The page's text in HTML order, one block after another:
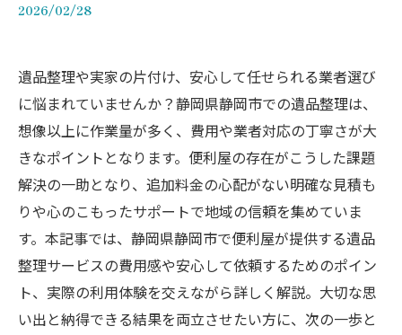
2026/02/28
遺品整理や実家の片付け、安心して任せられる業者選び
に悩まれていませんか？静岡県静岡市での遺品整理は、
想像以上に作業量が多く、費用や業者対応の丁寧さが大
きなポイントとなります。便利屋の存在がこうした課題
解決の一助となり、追加料金の心配がない明確な見積も
りや心のこもったサポートで地域の信頼を集めていま
す。本記事では、静岡県静岡市で便利屋が提供する遺品
整理サービスの費用感や安心して依頼するためのポイン
ト、実際の利用体験を交えながら詳しく解説。大切な思
い出と納得できる結果を両立させたい方に、次の一歩と